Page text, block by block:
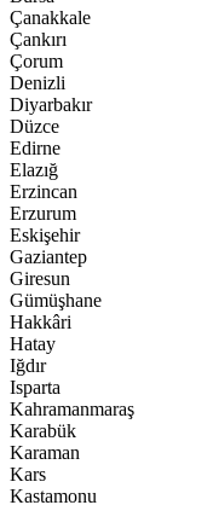
Çanakkale
Çankırı
Çorum
Denizli
Diyarbakır
Düzce
Edirne
Elazığ
Erzincan
Erzurum
Eskişehir
Gaziantep
Giresun
Gümüşhane
Hakkâri
Hatay
Iğdır
Isparta
Kahramanmaraş
Karabük
Karaman
Kars
Kastamonu